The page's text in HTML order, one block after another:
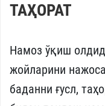
ТАҲОРАТ
Намоз ўқиш
жойларини
баданни ғусл,